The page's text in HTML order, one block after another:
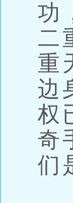
功
二
重
边
权
奇
们